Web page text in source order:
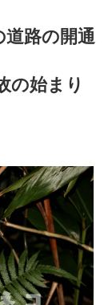
道路の開通
の始まり